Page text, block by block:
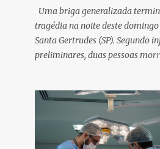
comunicação oficial da instituição
financeira. Na sequência, entrou
por telefone e encaminhou um
orientando a vítima a acessá-lo
procedimento, a conta bancária
bloqueada por algumas horas.
conseguir acessar o sistema, a
novamente contato com o
Uma briga generalizada
tragédia na noite deste domingo
Santa Gertrudes (SP). Segundo
preliminares, duas pessoas
adega. O caso aconteceu por
20h40, na região da Avenida
acordo com as primeiras
confusão teria começado dentro